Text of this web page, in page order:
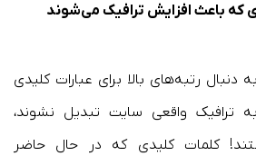
که باعث افزایش ترافیک می‌شوند
رتبه‌های بالا برای عبارات کلیدی
ترافیک واقعی سایت تبدیل نشوند،
کلمات کلیدی که در حال حاضر